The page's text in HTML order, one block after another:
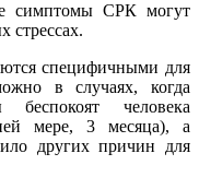
симптомы СРК могут
стрессах.
специфичными для
в случаях, когда
человека
мере, 3 месяца), а
других причин для